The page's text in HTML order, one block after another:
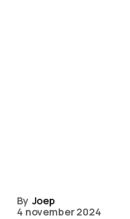
By Joep
4 november 2024